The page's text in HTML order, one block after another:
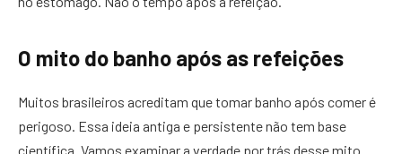
O mito do banho após as refeições
Muitos brasileiros acreditam que tomar banho após comer é
perigoso. Essa ideia antiga e persistente não tem base
científica. Vamos examinar a verdade por trás desse mito